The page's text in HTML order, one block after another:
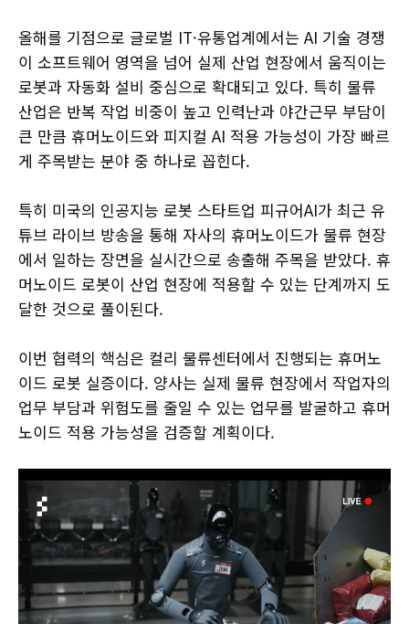
올해를 기점으로 글로벌 IT·유통업계에서는 AI 기술 경쟁
이 소프트웨어 영역을 넘어 실제 산업 현장에서 움직이는
로봇과 자동화 설비 중심으로 확대되고 있다. 특히 물류
산업은 반복 작업 비중이 높고 인력난과 야간근무 부담이
큰 만큼 휴머노이드와 피지컬 AI 적용 가능성이 가장 빠르
게 주목받는 분야 중 하나로 꼽힌다.
특히 미국의 인공지능 로봇 스타트업 피규어AI가 최근 유
튜브 라이브 방송을 통해 자사의 휴머노이드가 물류 현장
에서 일하는 장면을 실시간으로 송출해 주목을 받았다. 휴
머노이드 로봇이 산업 현장에 적용할 수 있는 단계까지 도
달한 것으로 풀이된다.
이번 협력의 핵심은 컬리 물류센터에서 진행되는 휴머노
이드 로봇 실증이다. 양사는 실제 물류 현장에서 작업자의
업무 부담과 위험도를 줄일 수 있는 업무를 발굴하고 휴머
노이드 적용 가능성을 검증할 계획이다.